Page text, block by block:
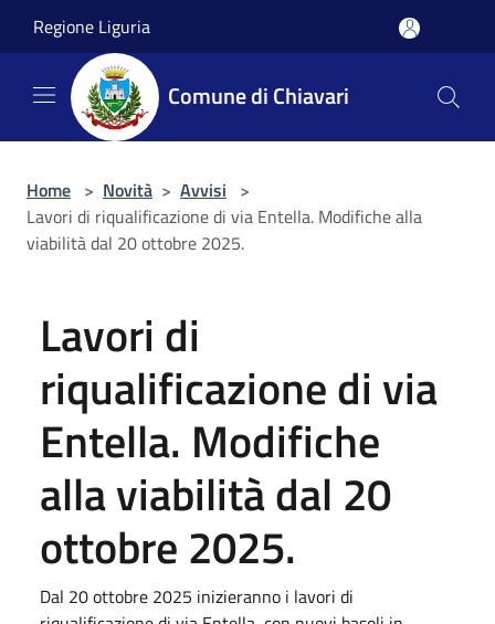
Regione Liguria
Comune di Chiavari
Home > Novità > Avvisi >
Lavori di riqualificazione di via Entella. Modifiche alla
viabilità dal 20 ottobre 2025.
Lavori di
riqualificazione di via
Entella. Modifiche
alla viabilità dal 20
ottobre 2025.
Dal 20 ottobre 2025 inizieranno i lavori di